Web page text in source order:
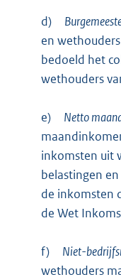
d)
en
bedoeld het
wethouders
e) Netto
inkomsten uit
belastingen
de inkomsten
de Wet
f) Niet-
wethouders